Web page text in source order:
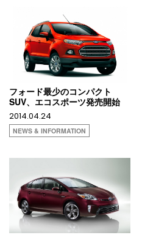
フォード最少のコンパクト
SUV、エコスポーツ発売開始
2014.04.24
NEWS & INFORMATION